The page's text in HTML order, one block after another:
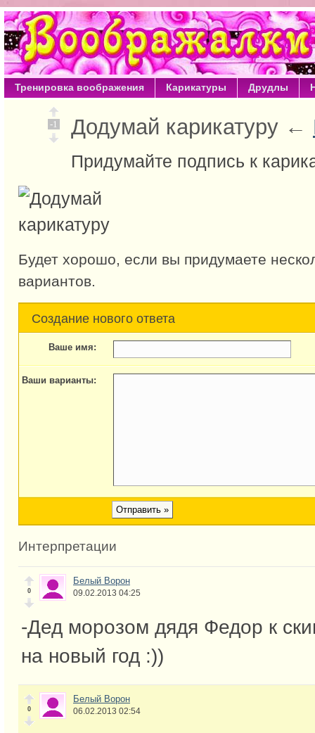
Тренировка воображения Карикатуры Друдлы
-1 Додумай карикатуру ←
Придумайте подпись к
Будет хорошо, если вы придумаете
вариантов.
Создание нового ответа
Ваше имя:
Ваши варианты:
Интерпретации
0
Белый Ворон
09.02.2013 04:25
-Дед морозом дядя Федор к
на новый год :))
0
Белый Ворон
06.02.2013 02:54